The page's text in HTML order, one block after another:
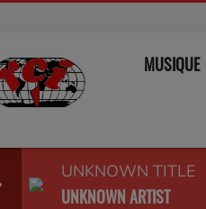
MUSIQUE
UNKNOWN TITLE
UNKNOWN ARTIST